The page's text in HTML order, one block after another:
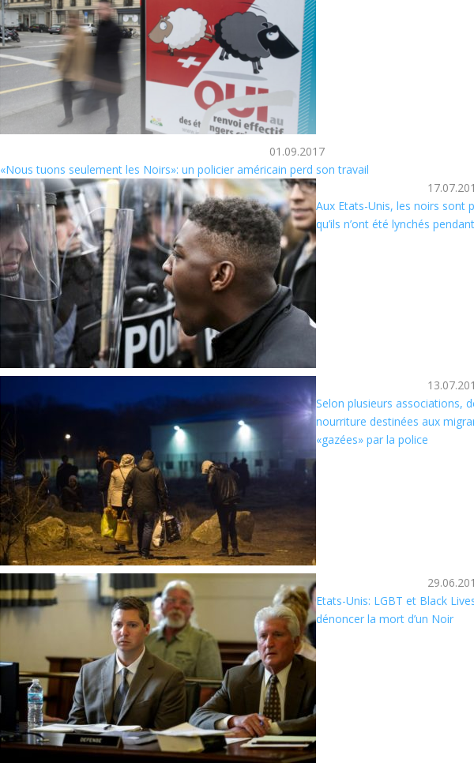
01.09.2017
«Nous tuons seulement les Noirs»: un policier américain perd son travail
Aux Etats-Unis, les noirs sont
qu’ils n’ont été lynchés
Selon plusieurs associations,
nourriture destinées aux
«gazées» par la police
Etats-Unis: LGBT et Black
dénoncer la mort d’un Noir